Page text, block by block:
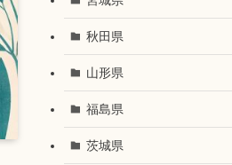
秋田県
山形県
福島県
茨城県